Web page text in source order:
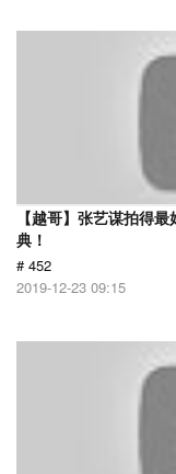
【越哥】张艺谋拍得
典！
# 452
2019-12-23 09:15